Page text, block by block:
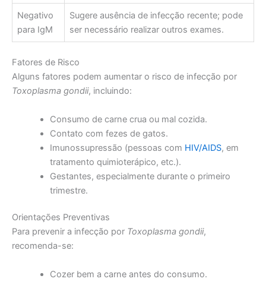
Negativo
para IgM
Sugere ausência de infecção recente; pode
ser necessário realizar outros exames.
Fatores de Risco
Alguns fatores podem aumentar o risco de infecção por
Toxoplasma gondii, incluindo:
Consumo de carne crua ou mal cozida.
Contato com fezes de gatos.
Imunossupressão (pessoas com HIV/AIDS, em
tratamento quimioterápico, etc.).
Gestantes, especialmente durante o primeiro
trimestre.
Orientações Preventivas
Para prevenir a infecção por Toxoplasma gondii,
recomenda-se:
Cozer bem a carne antes do consumo.